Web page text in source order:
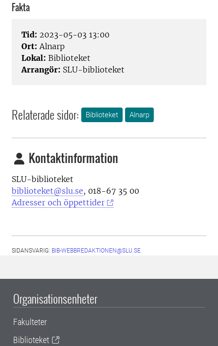
Fakta
Tid: 2023-05-03 13:00
Ort: Alnarp
Lokal: Biblioteket
Arrangör: SLU-biblioteket
Relaterade sidor: Biblioteket Alnarp
Kontaktinformation
SLU-biblioteket
biblioteket@slu.se, 018-67 35 00
Adresser och öppettider
SIDANSVARIG: BIB-WEBBREDAKTIONEN@SLU.SE
Organisationsenheter
Fakulteter
Biblioteket